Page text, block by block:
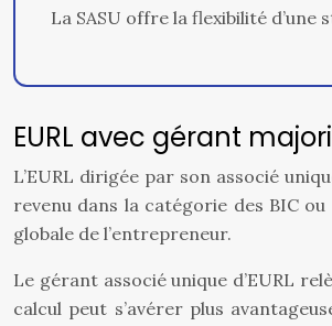
La SASU offre la flexibilité
EURL avec gérant
L’EURL dirigée par son associé
revenu dans la catégorie des BIC
globale de l’entrepreneur.
Le gérant associé unique d’EURL
calcul peut s’avérer plus